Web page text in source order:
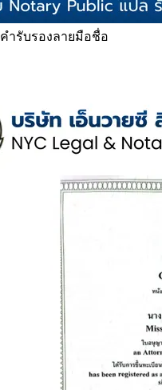
ำรับรองลายมือชื่อ